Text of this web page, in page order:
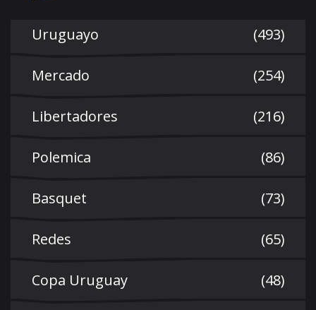
Uruguayo (493)
Mercado (254)
Libertadores (216)
Polemica (86)
Basquet (73)
Redes (65)
Copa Uruguay (48)